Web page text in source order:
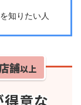
知りたい人